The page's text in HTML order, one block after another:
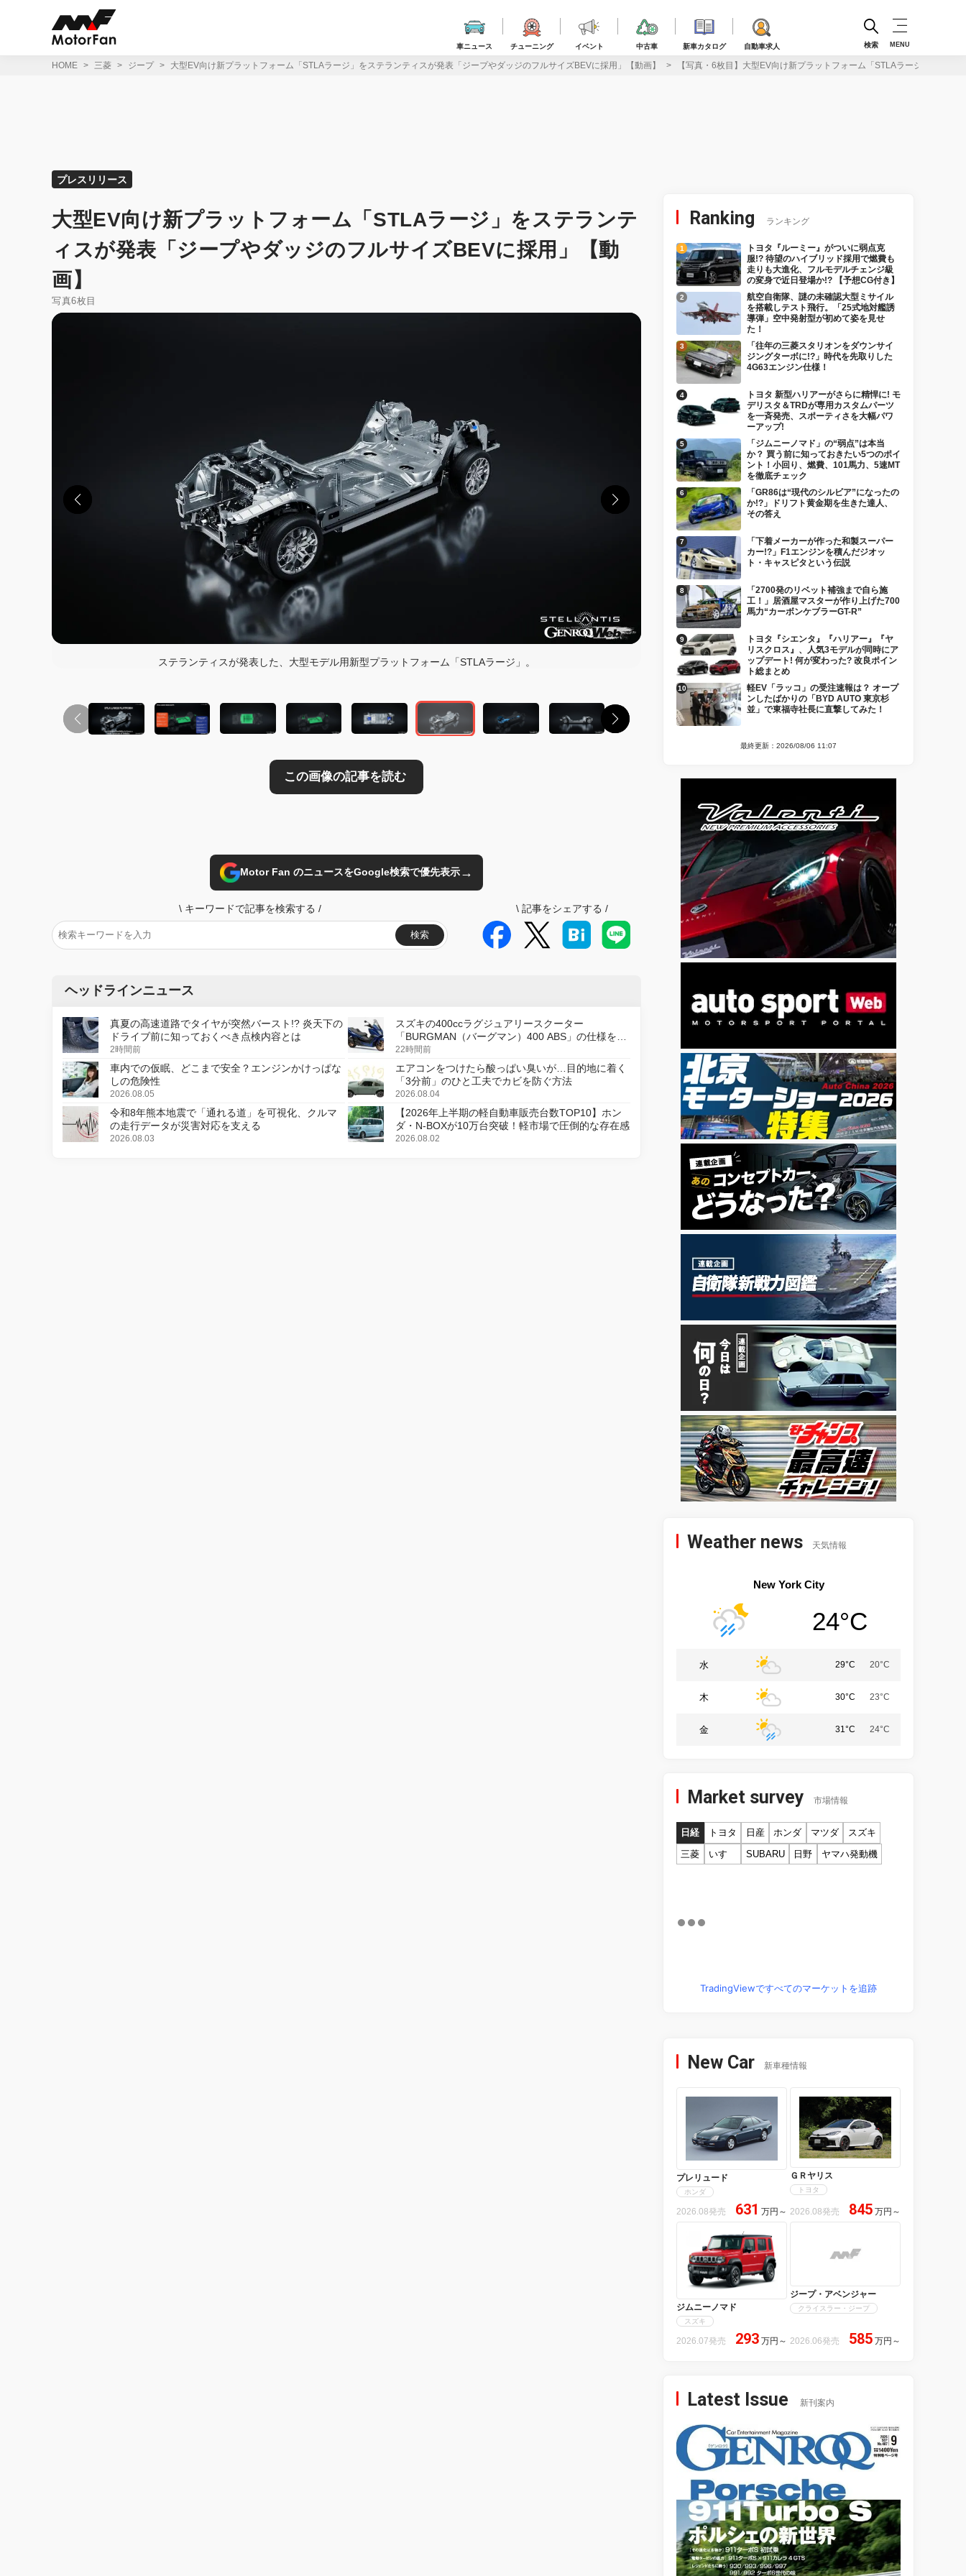
車ニュース チューニング イベント 中古車 新車カタログ 自動車求人 検索 MENU
HOME 三菱 ジープ 大型EV向け新プラットフォーム「STLAラージ」をステランティスが発表「ジープやダッジのフルサイズBEVに採用」【動画】 【写真・6枚目】大型EV向け新プラットフォーム「STLAラージ」をス
プレスリリース
大型EV向け新プラットフォーム「STLAラージ」をステランテ
ィスが発表「ジープやダッジのフルサイズBEVに採用」【動
画】
写真6枚目
ステランティスが発表した、大型モデル用新型プラットフォーム「STLAラージ」。
この画像の記事を読む
Motor Fan のニュースをGoogle検索で優先表示→
\ キーワードで記事を検索する /
検索
\ 記事をシェアする /
ヘッドラインニュース
真夏の高速道路でタイヤが突然バースト!? 炎天下の
ドライブ前に知っておくべき点検内容とは
2時間前
スズキの400ccラグジュアリースクーター
「BURGMAN（バーグマン）400 ABS」の仕様を変
更し、8月18日に発売
22時間前
車内での仮眠、どこまで安全？エンジンかけっぱな
しの危険性
2026.08.05
エアコンをつけたら酸っぱい臭いが…目的地に着く
「3分前」のひと工夫でカビを防ぐ方法
2026.08.04
令和8年熊本地震で「通れる道」を可視化、クルマ
の走行データが災害対応を支える
2026.08.03
【2026年上半期の軽自動車販売台数TOP10】ホン
ダ・N-BOXが10万台突破！軽市場で圧倒的な存在感
2026.08.02
Ranking ランキング
トヨタ『ルーミー』がついに弱点克
服!? 待望のハイブリッド採用で燃費も
走りも大進化、フルモデルチェンジ級
の変身で近日登場か!? 【予想CG付き】
航空自衛隊、謎の未確認大型ミサイル
を搭載しテスト飛行。「25式地対艦誘
導弾」空中発射型が初めて姿を見せ
た！
「往年の三菱スタリオンをダウンサイ
ジングターボに!?」時代を先取りした
4G63エンジン仕様！
トヨタ 新型ハリアーがさらに精悍に! モ
デリスタ＆TRDが専用カスタムパーツ
を一斉発売、スポーティさを大幅パワ
ーアップ!
「ジムニーノマド」の“弱点”は本当
か？ 買う前に知っておきたい5つのポイ
ント！小回り、燃費、101馬力、5速MT
を徹底チェック
「GR86は“現代のシルビア”になったの
か!?」ドリフト黄金期を生きた達人、
その答え
「下着メーカーが作った和製スーパー
カー!?」F1エンジンを積んだジオッ
ト・キャスピタという伝説
「2700発のリベット補強まで自ら施
工！」居酒屋マスターが作り上げた700
馬力“カーボンケブラーGT-R”
トヨタ『シエンタ』『ハリアー』『ヤ
リスクロス』、人気3モデルが同時にア
ップデート! 何が変わった? 改良ポイン
ト総まとめ
軽EV「ラッコ」の受注速報は？ オープ
ンしたばかりの「BYD AUTO 東京杉
並」で東福寺社長に直撃してみた！
最終更新：2026/08/06 11:07
Weather news 天気情報
New York City
24°C
水 29°C 20°C
木 30°C 23°C
金 31°C 24°C
Market survey 市場情報
日経 トヨタ 日産 ホンダ マツダ
スズキ
三菱
いすゞ SUBARU 日野 ヤマハ発動機
TradingViewですべてのマーケットを追跡
New Car 新車種情報
プレリュード
ホンダ
2026.08発売 631 万円 ～
ＧＲヤリス
トヨタ
2026.08発売 845 万円 ～
ジムニーノマド
スズキ
2026.07発売 293 万円 ～
ジープ・アベンジャー
クライスラー・ジープ
2026.06発売 585 万円 ～
Latest Issue 新刊案内